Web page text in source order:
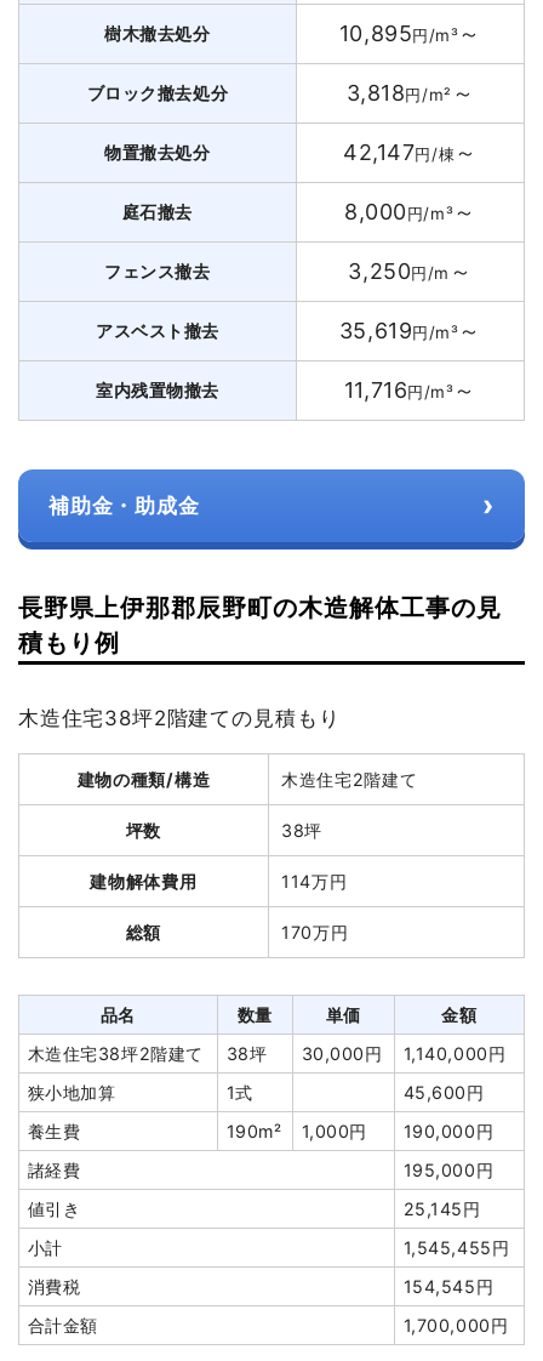
樹木撤去処分 10,895円/m³～
ブロック撤去処分 3,818円/m² ～
物置撤去処分 42,147円/棟～
庭石撤去 8,000円/m³～
フェンス撤去 3,250円/m ～
アスベスト撤去 35,619円/m³～
室内残置物撤去 11,716円/m³～
補助金・助成金 ›
長野県上伊那郡辰野町の木造解体工事の見
積もり例
木造住宅38坪2階建ての見積もり
建物の種類/構造 木造住宅2階建て
坪数 38坪
建物解体費用 114万円
総額 170万円
品名 数量 単価
金額
木造住宅38坪2階建て
38坪 30,000円
1,140,000円
狭小地加算
1式
45,600円
養生費
190m² 1,000円
190,000円
諸経費
195,000円
値引き
25,145円
小計
1,545,455円
消費税
154,545円
合計金額
1,700,000円